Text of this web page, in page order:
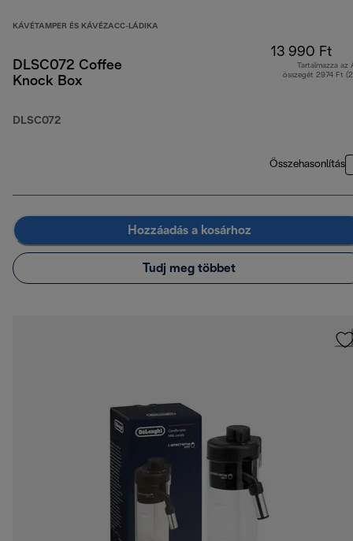
KÁVÉTAMPER ÉS KÁVÉZACC-LÁDIKA
DLSC072 Coffee
Knock Box
DLSC072
13 990 Ft
Tartalmazza az
összegét 2974 Ft
Összehasonlítás
Hozzáadás a kosárhoz
Tudj meg többet